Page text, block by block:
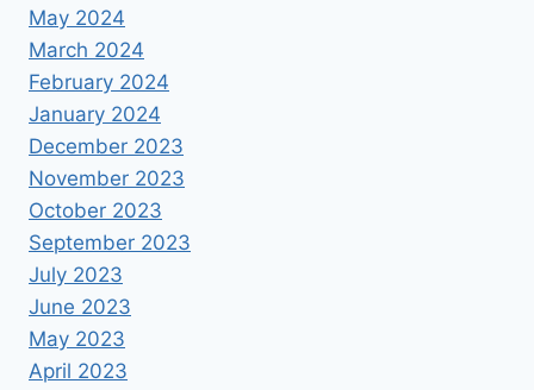
May 2024
March 2024
February 2024
January 2024
December 2023
November 2023
October 2023
September 2023
July 2023
June 2023
May 2023
April 2023